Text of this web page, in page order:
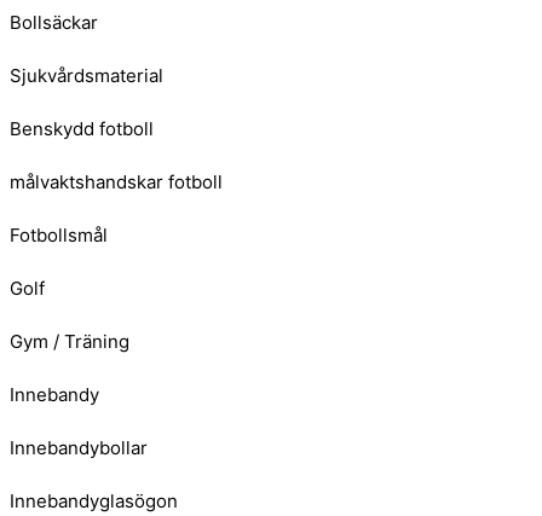
Bollsäckar
Sjukvårdsmaterial
Benskydd fotboll
målvaktshandskar fotboll
Fotbollsmål
Golf
Gym / Träning
Innebandy
Innebandybollar
Innebandyglasögon